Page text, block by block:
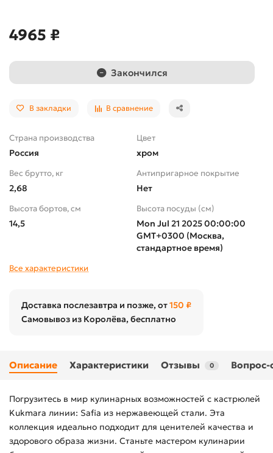
4965 ₽
Закончился
В закладки В сравнение
Страна производства
Россия
Цвет
хром
Вес брутто, кг
2,68
Антипригарное покрытие
Нет
Высота бортов, см
14,5
Высота посуды (cм)
Mon Jul 21 2025 00:00:00
GMT+0300 (Москва,
стандартное время)
Все характеристики
Доставка послезавтра и позже, от150 ₽
Самовывоз из Королёва, бесплатно
Описание Характеристики Отзывы 0 Вопрос-
Погрузитесь в мир кулинарных возможностей с кастрюлей
Kukmara линии: Safia из нержавеющей стали. Эта
коллекция идеально подходит для ценителей качества и
здорового образа жизни. Станьте мастером кулинарии